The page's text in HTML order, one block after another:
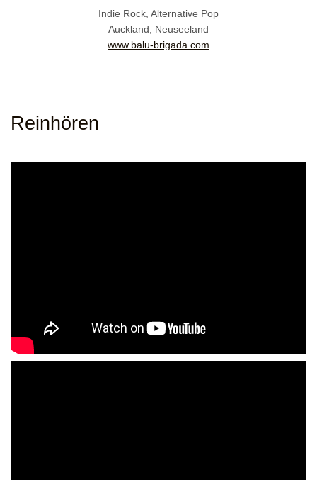
Indie Rock, Alternative Pop
Auckland, Neuseeland
www.balu-brigada.com
Reinhören